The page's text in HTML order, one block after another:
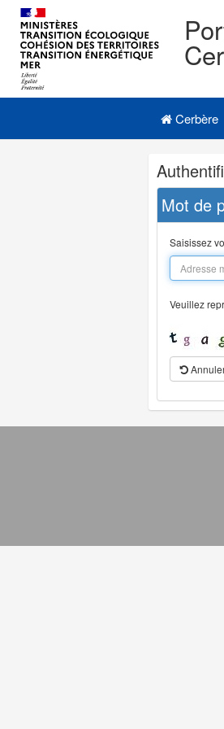
Navigation
Menu principal
Cerbère
Navigation
et
outils
annexes
Mot de
Saisissez
Veuillez